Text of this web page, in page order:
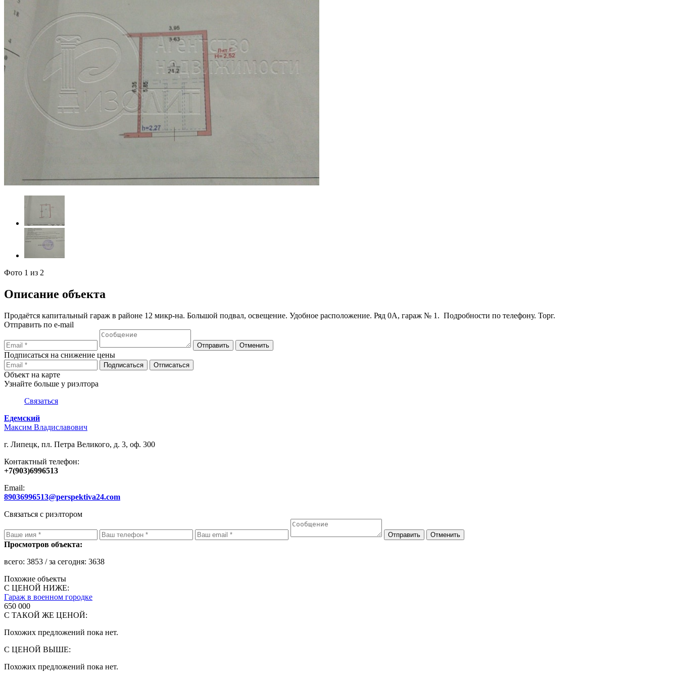
Фото 1 из 2
Описание объекта
Продаётся капитальный гараж в районе 12 микр-на. Большой подвал, освещение. Удобное расположение. Ряд 0А, гараж № 1. Подробности по телефону. Торг.
Отправить по e-mail
Подписаться на снижение цены
Объект на карте
Узнайте больше у риэлтора
Связаться
Едемский
Максим Владиславович
г. Липецк, пл. Петра Великого, д. 3, оф. 300
Контактный телефон:
+7(903)6996513
Email:
89036996513@perspektiva24.com
Связаться с риэлтором
Просмотров объекта:
всего: 3853 / за сегодня: 3638
Похожие объекты
С ЦЕНОЙ НИЖЕ:
Гараж в военном городке
650 000
С ТАКОЙ ЖЕ ЦЕНОЙ:
Похожих предложений пока нет.
С ЦЕНОЙ ВЫШЕ:
Похожих предложений пока нет.